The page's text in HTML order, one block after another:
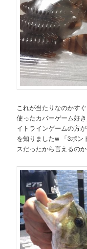
これが当たりなのかす
使ったカバーゲーム好
イトラインゲームの方
を知りましたw 「3ポン
スだったから言えるのか